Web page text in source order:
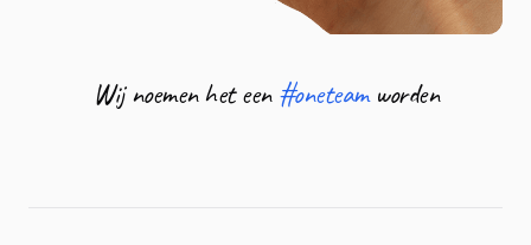
Wij noemen het een #oneteam worden